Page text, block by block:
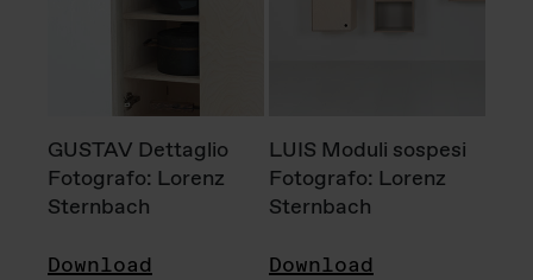
GUSTAV Dettaglio
Fotografo: Lorenz
Sternbach
Download
LUIS Moduli sospesi
Fotografo: Lorenz
Sternbach
Download